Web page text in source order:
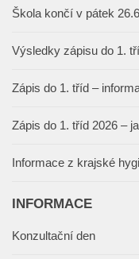
Škola končí v pátek
Výsledky zápisu do 1.
Zápis do 1. tříd –
Zápis do 1. tříd 2026 –
Informace z krajské
INFORMACE
Konzultační den